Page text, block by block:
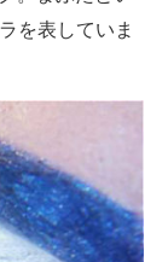
を表していま